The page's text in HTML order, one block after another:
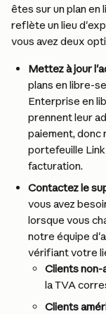
êtes sur un plan en
reflète un lieu
vous avez deux
Mettez à jour
plans en libre-
Enterprise en
prennent leur
paiement, donc
portefeuille
facturation.
Contactez le
vous avez
lorsque vous
notre équipe
vérifiant votre
Clients non-
la TVA
Clients